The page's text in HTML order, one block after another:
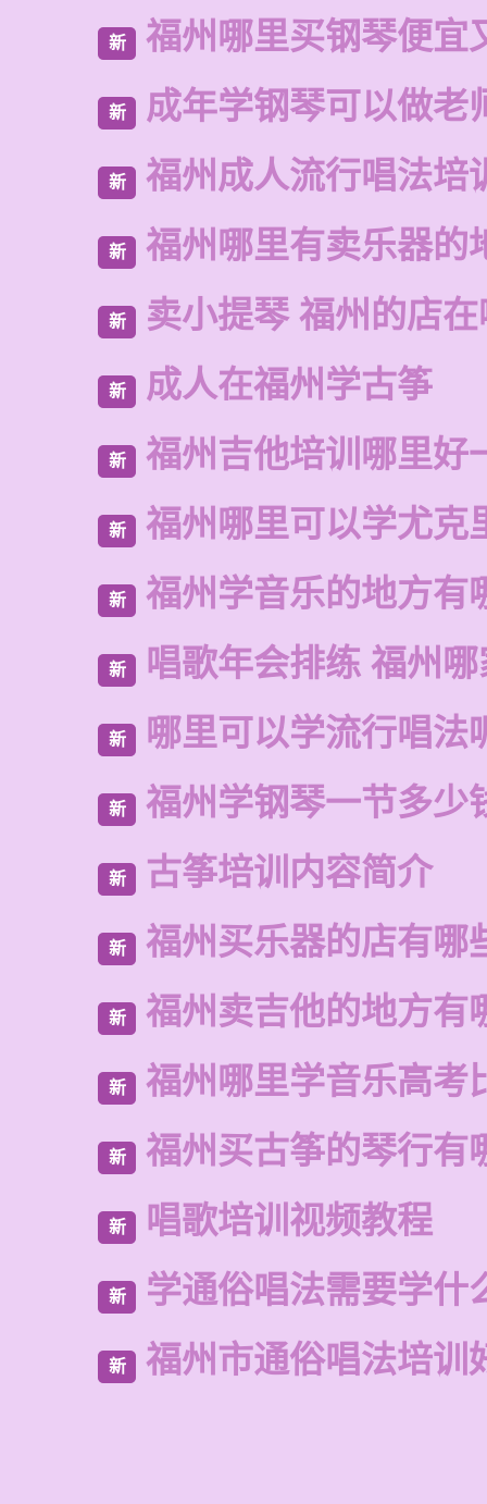
新 福州哪里买钢琴便宜
新 成年学钢琴可以做老
新 福州成人流行唱法培
新 福州哪里有卖乐器的
新 卖小提琴 福州的店
新 成人在福州学古筝
新 福州吉他培训哪里好
新 福州哪里可以学尤克
新 福州学音乐的地方有
新 唱歌年会排练 福州
新 哪里可以学流行唱法
新 福州学钢琴一节多少
新 古筝培训内容简介
新 福州买乐器的店有哪
新 福州卖吉他的地方有
新 福州哪里学音乐高考
新 福州买古筝的琴行有
新 唱歌培训视频教程
新 学通俗唱法需要学什
新 福州市通俗唱法培训